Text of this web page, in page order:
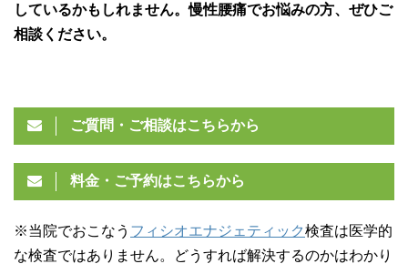
しているかもしれません。慢性腰痛でお悩みの方、ぜひご
相談ください。
ご質問・ご相談はこちらから
料金・ご予約はこちらから
※当院でおこなう フィシオエナジェティック検査は医学的
な検査ではありません。どうすれば解決するのかはわかり